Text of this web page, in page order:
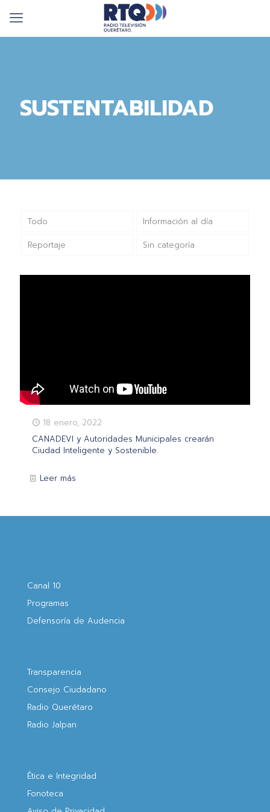
SUSTENTABILIDAD
Todo Información al día
Reportaje Sin categoría
18 enero, 2022
CANADEVI y Autoridades Municipales crearán
Ciudad Inteligente y Sostenible.
Leer más
Canal 10
Programas
Defensoría de Audencia
Transparencia
Consejo Ciudadano
Radio Querétaro
Radio Jalpan
Ética e Integridad
Fonoteca